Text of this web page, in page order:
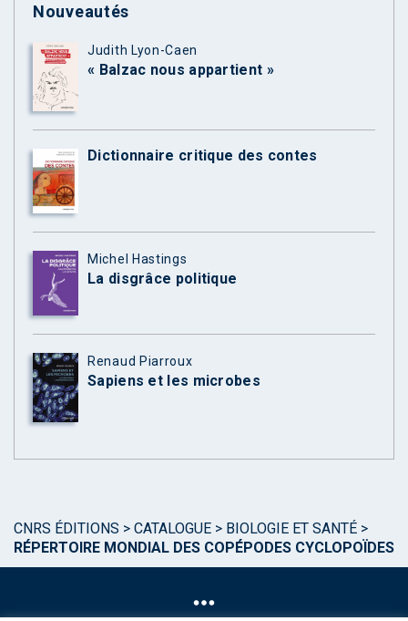
Nouveautés
Judith Lyon-Caen
« Balzac nous appartient »
Dictionnaire critique des contes
Michel Hastings
La disgrâce politique
Renaud Piarroux
Sapiens et les microbes
CNRS ÉDITIONS > CATALOGUE > BIOLOGIE ET SANTÉ >
RÉPERTOIRE MONDIAL DES COPÉPODES CYCLOPOÏDES